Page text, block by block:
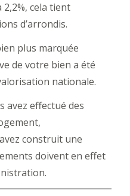
cela tient
d’arrondis.
plus marquée
de votre bien a été
nationale.
avez effectué des
construit une
doivent en effet